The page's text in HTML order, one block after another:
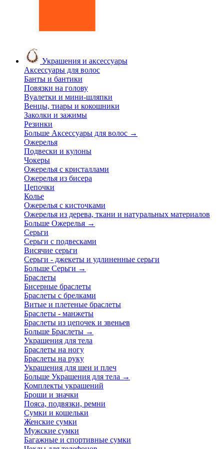
Украшения и аксессуары
Аксессуары для волос
Банты и бантики
Повязки на голову
Вуалетки и мини-шляпки
Венцы, тиары и кокошники
Заколки и зажимы
Резинки
Больше Аксессуары для волос →
Ожерелья
Подвески и кулоны
Чокеры
Ожерелья с кристаллами
Ожерелья из бисера
Цепочки
Колье
Ожерелья с кисточками
Ожерелья из дерева, ткани и натуральных материалов
Больше Ожерелья →
Серьги
Серьги с подвесками
Висячие серьги
Серьги - джекеты и удлиненные серьги
Больше Серьги →
Браслеты
Бисерные браслеты
Браслеты с брелками
Витые и плетеные браслеты
Браслеты - манжеты
Браслеты из цепочек и звеньев
Больше Браслеты →
Украшения для тела
Браслеты на ногу
Браслеты на руку
Украшения для шеи и плеч
Больше Украшения для тела →
Комплекты украшений
Броши и значки
Пояса, подвязки, ремни
Сумки и кошельки
Женские сумки
Мужские сумки
Багажные и спортивные сумки